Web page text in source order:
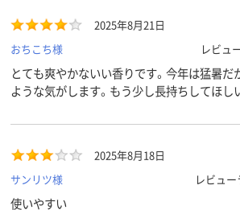
2025年8月21日
おちこち様
レビュ
とても爽やかないい香りです。今年は猛暑だ
ような気がします。もう少し長持ちしてほしい
2025年8月18日
サンリツ様
レビュ
使いやすい